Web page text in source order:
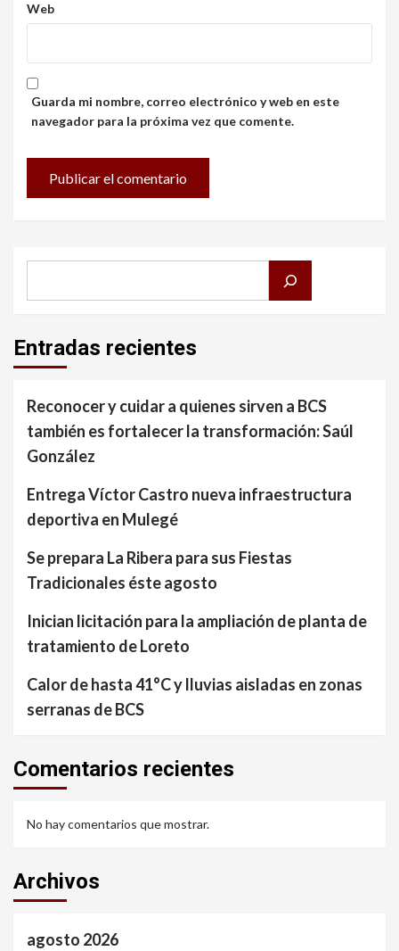
Web
Guarda mi nombre, correo electrónico y web en este
navegador para la próxima vez que comente.
Entradas recientes
Reconocer y cuidar a quienes sirven a BCS
también es fortalecer la transformación: Saúl
González
Entrega Víctor Castro nueva infraestructura
deportiva en Mulegé
Se prepara La Ribera para sus Fiestas
Tradicionales éste agosto
Inician licitación para la ampliación de planta de
tratamiento de Loreto
Calor de hasta 41°C y lluvias aisladas en zonas
serranas de BCS
Comentarios recientes
No hay comentarios que mostrar.
Archivos
agosto 2026